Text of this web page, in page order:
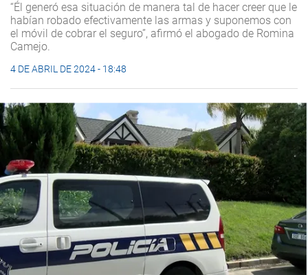
“Él generó esa situación de manera tal de hacer creer que le
habían robado efectivamente las armas y suponemos con
el móvil de cobrar el seguro”, afirmó el abogado de Romina
Camejo.
4 DE ABRIL DE 2024 - 18:48